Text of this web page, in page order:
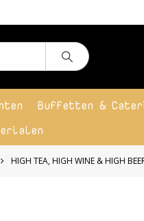
Buffetten &
HIGH TEA, HIGH WINE & HIGH